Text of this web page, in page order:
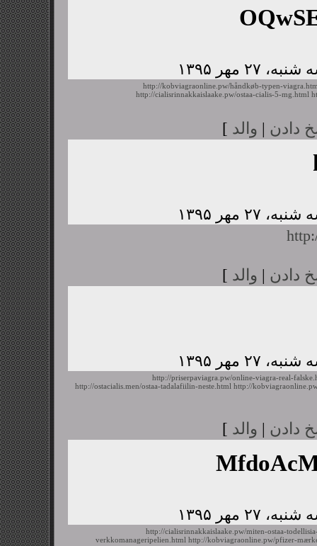
http://kobviagraonline.pw/håndkøb-typen-
http://cialisrinnakkaislaake.pw/ostaa-cialis-5-mg.html
دادن | والد ]
دادن | والد ]
http://priserpaviagra.pw/online-viagra-real-
http://ostacialis.men/ostaa-tadalafiilin-neste.html http://
دادن | والد ]
http://cialisrinnakkaislaake.pw/miten-ostaa-
verkkomanageripelien.html http://kobviagraonline.pw/pfizer-